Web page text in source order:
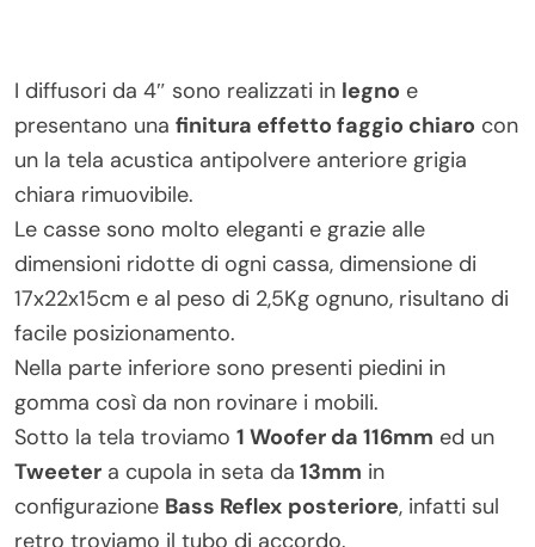
I diffusori da 4″ sono realizzati in legno e
presentano una finitura effetto faggio chiaro con
un la tela acustica antipolvere anteriore grigia
chiara rimuovibile.
Le casse sono molto eleganti e grazie alle
dimensioni ridotte di ogni cassa, dimensione di
17x22x15cm e al peso di 2,5Kg ognuno, risultano di
facile posizionamento.
Nella parte inferiore sono presenti piedini in
gomma così da non rovinare i mobili.
Sotto la tela troviamo 1 Woofer da 116mm ed un
Tweeter a cupola in seta da 13mm in
configurazione Bass Reflex posteriore, infatti sul